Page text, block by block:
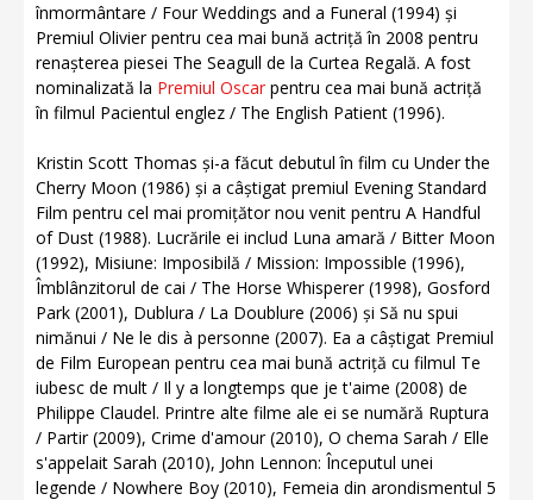
înmormântare / Four Weddings and a Funeral (1994) și
Premiul Olivier pentru cea mai bună actriță în 2008 pentru
renașterea piesei The Seagull de la Curtea Regală. A fost
nominalizată la Premiul Oscar pentru cea mai bună actriță
în filmul Pacientul englez / The English Patient (1996).
Kristin Scott Thomas și-a făcut debutul în film cu Under the
Cherry Moon (1986) și a câștigat premiul Evening Standard
Film pentru cel mai promițător nou venit pentru A Handful
of Dust (1988). Lucrările ei includ Luna amară / Bitter Moon
(1992), Misiune: Imposibilă / Mission: Impossible (1996),
Îmblânzitorul de cai / The Horse Whisperer (1998), Gosford
Park (2001), Dublura / La Doublure (2006) și Să nu spui
nimănui / Ne le dis à personne (2007). Ea a câștigat Premiul
de Film European pentru cea mai bună actriță cu filmul Te
iubesc de mult / Il y a longtemps que je t'aime (2008) de
Philippe Claudel. Printre alte filme ale ei se numără Ruptura
/ Partir (2009), Crime d'amour (2010), O chema Sarah / Elle
s'appelait Sarah (2010), John Lennon: Începutul unei
legende / Nowhere Boy (2010), Femeia din arondismentul 5